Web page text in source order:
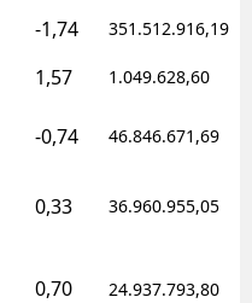
-1,74 351.512.916,19
1,57 1.049.628,60
-0,74 46.846.671,69
0,33 36.960.955,05
0,70 24.937.793,80